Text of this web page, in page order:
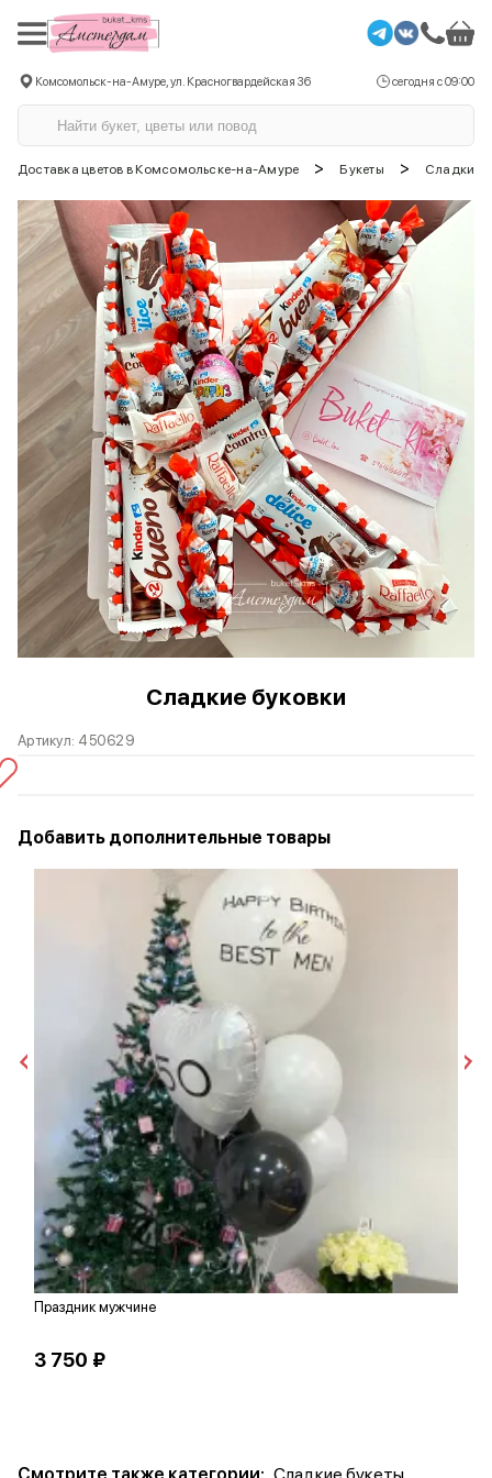
Комсомольск-на-Амуре, ул. Красногвардейская 36 сегодня с 09:00
Доставка цветов в Комсомольске-на-Амуре > Букеты > Сладкие
Сладкие буковки
Артикул: 450629
Добавить дополнительные товары
Праздник мужчине
3 750 ₽